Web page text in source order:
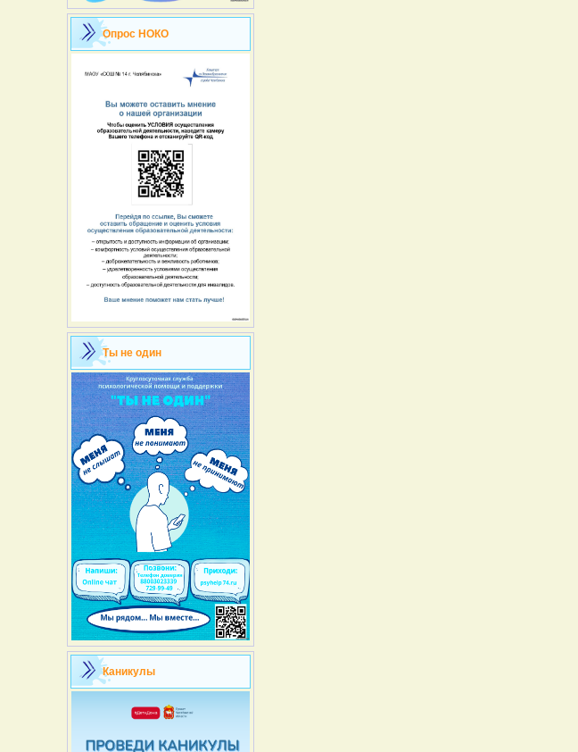
Опрос НОКО
Ты не один
Каникулы